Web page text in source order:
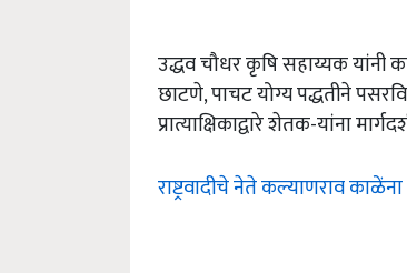
उद्धव चौधर कृषि सहाय्यक यांनी
छाटणे, पाचट योग्य पद्धतीने
प्रात्याक्षिकाद्वारे शेतक-यांना
राष्ट्रवादीचे नेते कल्याणराव